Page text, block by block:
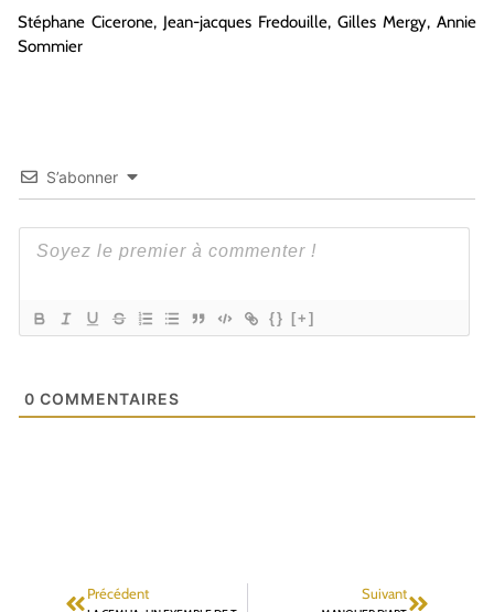
Stéphane Cicerone, Jean-jacques Fredouille, Gilles Mergy, Annie
Sommier
S’abonner
{} [+]
0 COMMENTAIRES
Précédent Suivant